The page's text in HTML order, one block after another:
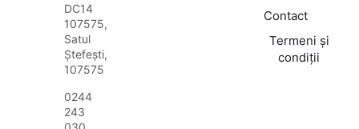
DC14
107575,
Satul
Ștefești,
107575
0244
243
Contact
Termeni și
condiții